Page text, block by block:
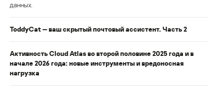
данных.
ToddyCat — ваш скрытый почтовый ассистент. Часть 2
Активность Cloud Atlas во второй половине 2025 года и в
начале 2026 года: новые инструменты и вредоносная
нагрузка